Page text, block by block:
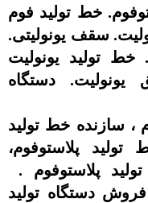
خط تولید فوم
سقف یونولیتی.
خط تولید یونولیت
دستگاه
، سازنده خط تولید
پلاستوفوم،
پلاستوفوم .
دستگاه تولید